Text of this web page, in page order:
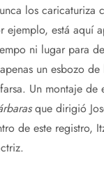
los caricaturiza
está aquí
ni lugar para
un esbozo
Un montaje
que dirigió
de este registro,